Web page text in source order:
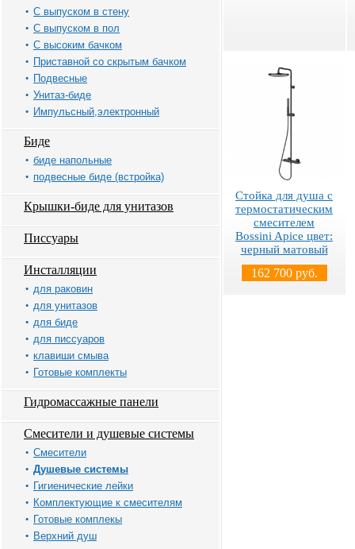
С выпуском в стену
С выпуском в пол
С высоким бачком
Приставной со скрытым бачком
Подвесные
Унитаз-биде
Импульсный,электронный
Биде
биде напольные
подвесные биде (встройка)
Крышки-биде для унитазов
Писсуары
Инсталляции
для раковин
для унитазов
для биде
для писсуаров
клавиши смыва
Готовые комплекты
Гидромассажные панели
Смесители и душевые системы
Смесители
Душевые системы
Гигиенические лейки
Комплектующие к смесителям
Готовые комплекы
Верхний душ
Стойка для душа с
термостатическим
смесителем
Bossini Apice цвет:
черный матовый
162 700 руб.